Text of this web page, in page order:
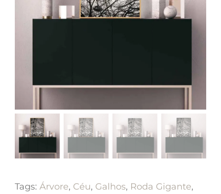
Tags: Árvore, Céu, Galhos, Roda Gigante,